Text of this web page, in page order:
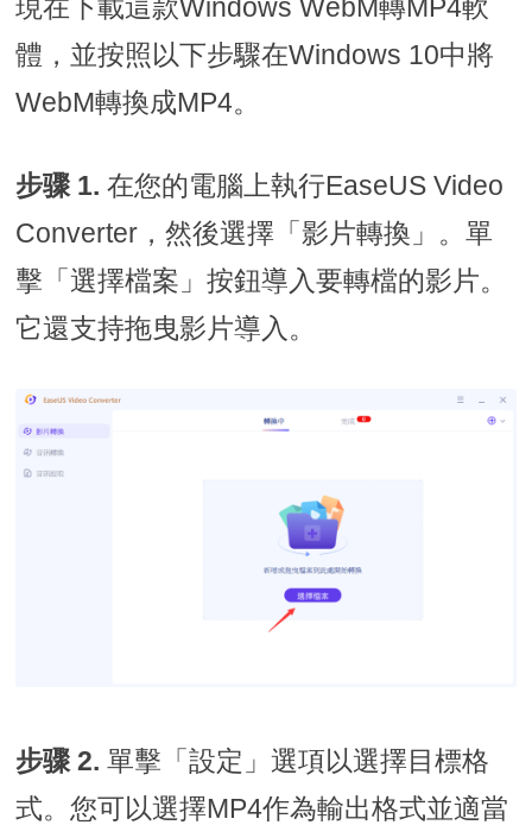
現在下載這款Windows WebM轉MP4軟
體，並按照以下步驟在Windows 10中將
WebM轉換成MP4。
步骤 1. 在您的電腦上執行EaseUS Video
Converter，然後選擇「影片轉換」。單
擊「選擇檔案」按鈕導入要轉檔的影片。
它還支持拖曳影片導入。
步骤 2. 單擊「設定」選項以選擇目標格
式。您可以選擇MP4作為輸出格式並適當